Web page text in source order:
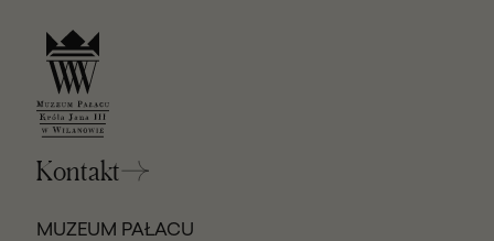
Kontakt
MUZEUM PAŁACU